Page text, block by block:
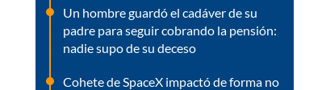
Un hombre guardó el cadáver de su
padre para seguir cobrando la pensión:
nadie supo de su deceso
Cohete de SpaceX impactó de forma no